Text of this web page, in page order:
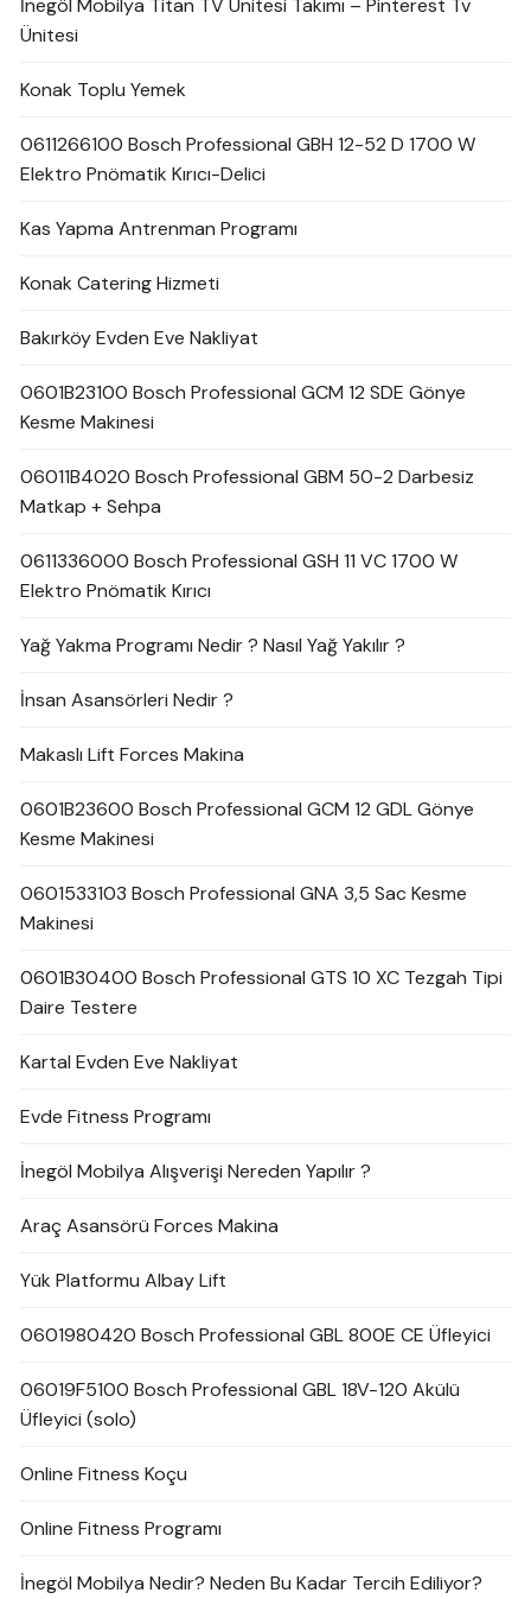
Ünitesi
Konak Toplu Yemek
0611266100 Bosch Professional GBH 12-52 D 1700 W
Elektro Pnömatik Kırıcı-Delici
Kas Yapma Antrenman Programı
Konak Catering Hizmeti
Bakırköy Evden Eve Nakliyat
0601B23100 Bosch Professional GCM 12 SDE Gönye
Kesme Makinesi
06011B4020 Bosch Professional GBM 50-2 Darbesiz
Matkap + Sehpa
0611336000 Bosch Professional GSH 11 VC 1700 W
Elektro Pnömatik Kırıcı
Yağ Yakma Programı Nedir ? Nasıl Yağ Yakılır ?
İnsan Asansörleri Nedir ?
Makaslı Lift Forces Makina
0601B23600 Bosch Professional GCM 12 GDL Gönye
Kesme Makinesi
0601533103 Bosch Professional GNA 3,5 Sac Kesme
Makinesi
0601B30400 Bosch Professional GTS 10 XC Tezgah Tipi
Daire Testere
Kartal Evden Eve Nakliyat
Evde Fitness Programı
İnegöl Mobilya Alışverişi Nereden Yapılır ?
Araç Asansörü Forces Makina
Yük Platformu Albay Lift
0601980420 Bosch Professional GBL 800E CE Üfleyici
06019F5100 Bosch Professional GBL 18V-120 Akülü
Üfleyici (solo)
Online Fitness Koçu
Online Fitness Programı
İnegöl Mobilya Nedir? Neden Bu Kadar Tercih Ediliyor?